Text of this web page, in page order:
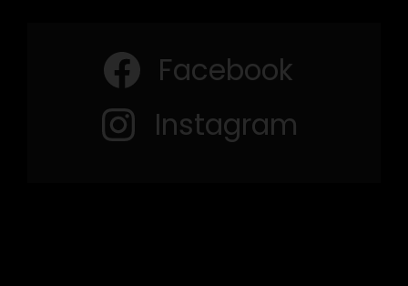
Facebook
Instagram